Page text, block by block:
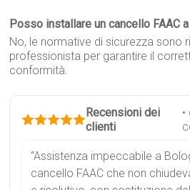
Posso installare un cancello FAAC
No, le normative di sicurezza sono
professionista per garantire il
conformità.
Recensioni dei
clienti
“Assistenza impeccabile a
cancello FAAC che non